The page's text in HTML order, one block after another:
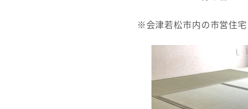
※会津若松市内の市営住宅